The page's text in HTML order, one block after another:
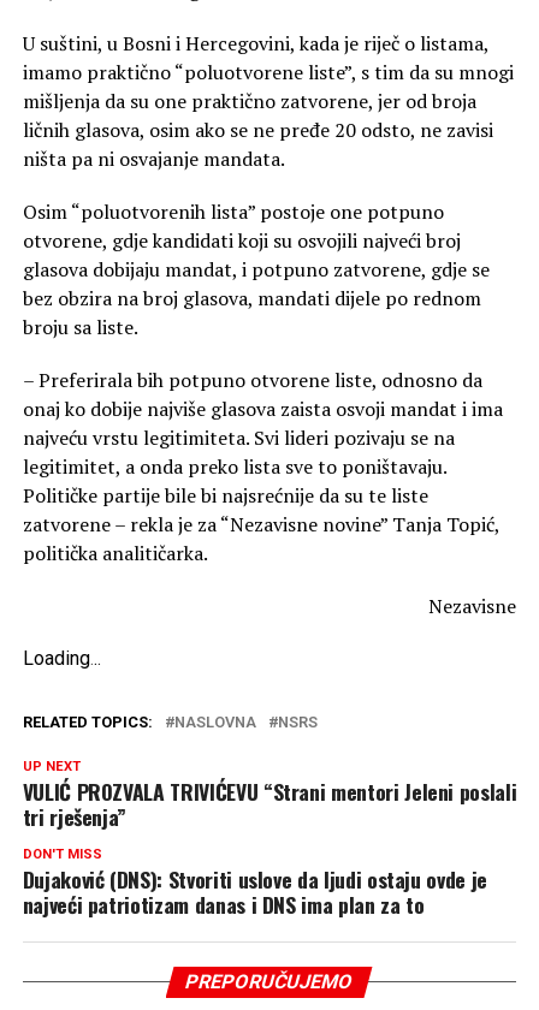
U suštini, u Bosni i Hercegovini, kada je riječ o listama,
imamo praktično “poluotvorene liste”, s tim da su mnogi
mišljenja da su one praktično zatvorene, jer od broja
ličnih glasova, osim ako se ne pređe 20 odsto, ne zavisi
ništa pa ni osvajanje mandata.
Osim “poluotvorenih lista” postoje one potpuno
otvorene, gdje kandidati koji su osvojili najveći broj
glasova dobijaju mandat, i potpuno zatvorene, gdje se
bez obzira na broj glasova, mandati dijele po rednom
broju sa liste.
– Preferirala bih potpuno otvorene liste, odnosno da
onaj ko dobije najviše glasova zaista osvoji mandat i ima
najveću vrstu legitimiteta. Svi lideri pozivaju se na
legitimitet, a onda preko lista sve to poništavaju.
Političke partije bile bi najsrećnije da su te liste
zatvorene – rekla je za “Nezavisne novine” Tanja Topić,
politička analitičarka.
Nezavisne
Loading...
RELATED TOPICS: NASLOVNA NSRS
UP NEXT
VULIĆ PROZVALA TRIVIĆEVU “Strani mentori Jeleni poslali
tri rješenja”
DON'T MISS
Dujaković (DNS): Stvoriti uslove da ljudi ostaju ovde je
najveći patriotizam danas i DNS ima plan za to
PREPORUČUJEMO